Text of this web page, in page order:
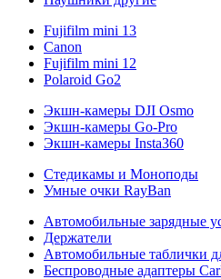
Fujifilm mini 13
Canon
Fujifilm mini 12
Polaroid Go2
Экшн-камеры DJI Osmo
Экшн-камеры Go-Pro
Экшн-камеры Insta360
Стедикамы и Моноподы
Умные очки RayBan
Автомобильные зарядные
Держатели
Автомобильные таблички
Беспроводные адаптеры